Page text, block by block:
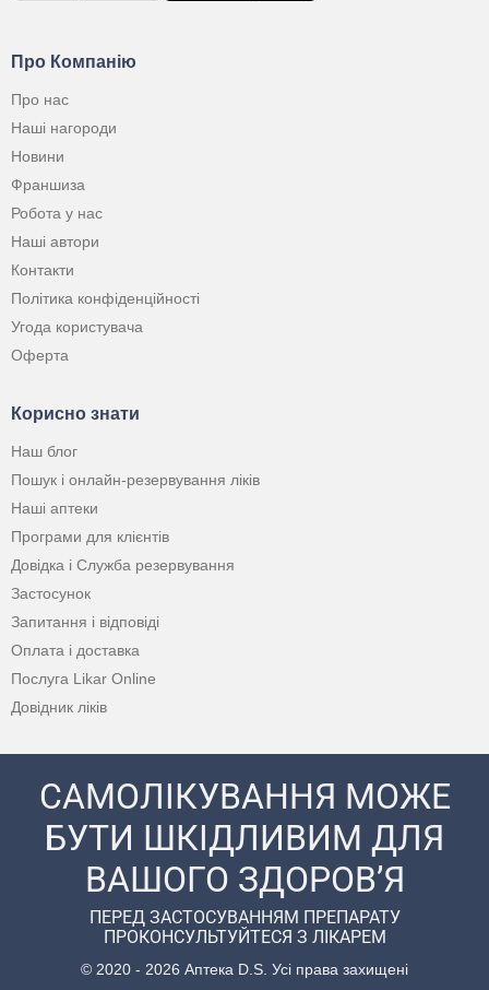
Про Компанію
Про нас
Наші нагороди
Новини
Франшиза
Робота у нас
Наші автори
Контакти
Політика конфіденційності
Угода користувача
Оферта
Корисно знати
Наш блог
Пошук і онлайн-резервування ліків
Наші аптеки
Програми для клієнтів
Довідка і Служба резервування
Застосунок
Запитання і відповіді
Оплата і доставка
Послуга Likar Online
Довідник ліків
САМОЛІКУВАННЯ МОЖЕ
БУТИ ШКІДЛИВИМ ДЛЯ
ВАШОГО ЗДОРОВ’Я
ПЕРЕД ЗАСТОСУВАННЯМ ПРЕПАРАТУ
ПРОКОНСУЛЬТУЙТЕСЯ З ЛІКАРЕМ
© 2020 - 2026 Аптека D.S. Усі права захищені